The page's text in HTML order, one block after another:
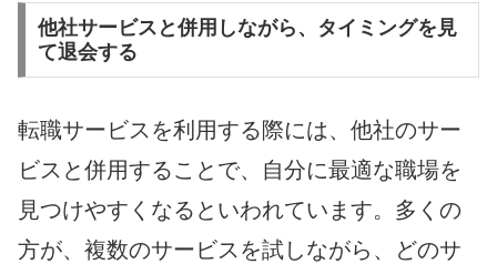
他社サービスと併用しながら、タイミングを見
て退会する
転職サービスを利用する際には、他社のサー
ビスと併用することで、自分に最適な職場を
見つけやすくなるといわれています。多くの
方が、複数のサービスを試しながら、どのサ